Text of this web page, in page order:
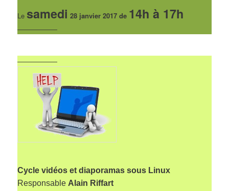
Le samedi 28 janvier 2017 de 14h à 17h
——————
——————
Cycle vidéos et diaporamas sous Linux
Responsable Alain Riffart